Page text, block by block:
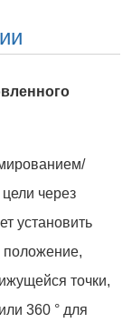
через
установить
положение,
точки,
360 ° для